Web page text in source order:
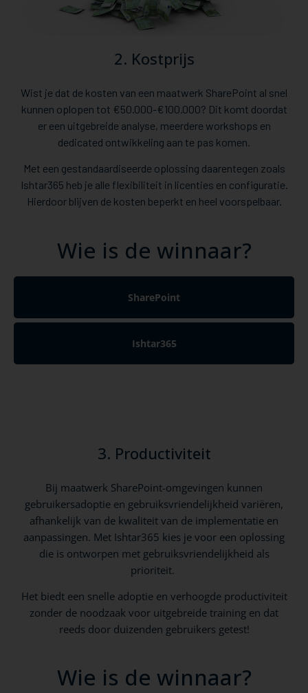
2. Kostprijs
Wist je dat de kosten van een maatwerk SharePoint al snel
kunnen oplopen tot €50.000-€100.000? Dit komt doordat
er een uitgebreide analyse, meerdere workshops en
dedicated ontwikkeling aan te pas komen.
Met een gestandaardiseerde oplossing daarentegen zoals
Ishtar365 heb je alle flexibiliteit in licenties en configuratie.
Hierdoor blijven de kosten beperkt en heel voorspelbaar.
Wie is de winnaar?
SharePoint
Ishtar365
3. Productiviteit
Bij maatwerk SharePoint-omgevingen kunnen
gebruikersadoptie en gebruiksvriendelijkheid variëren,
afhankelijk van de kwaliteit van de implementatie en
aanpassingen. Met Ishtar365 kies je voor een oplossing
die is ontworpen met gebruiksvriendelijkheid als
prioriteit.
Het biedt een snelle adoptie en verhoogde productiviteit
zonder de noodzaak voor uitgebreide training en dat
reeds door duizenden gebruikers getest!
Wie is de winnaar?